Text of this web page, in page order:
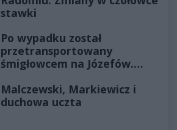
stawki
Po wypadku został
przetransportowany
śmigłowcem na Józefów.
Malczewski, Markiewicz i
duchowa uczta